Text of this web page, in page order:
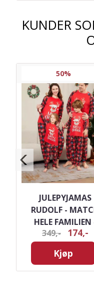
KUNDER
50%
JULEPYJAMAS
RUDOLF -
HELE FAMILIEN
DAME
349,-
174,-
Kjøp